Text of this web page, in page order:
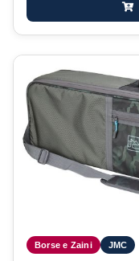
Borse e Zaini JMC